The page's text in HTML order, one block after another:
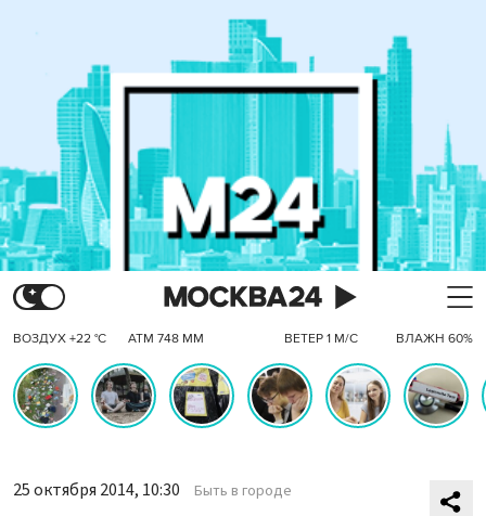
ВОЗДУХ +22 °C АТМ 748 ММ ВЕТЕР 1 М/С ВЛАЖН 60%
25 октября 2014, 10:30 Быть в городе